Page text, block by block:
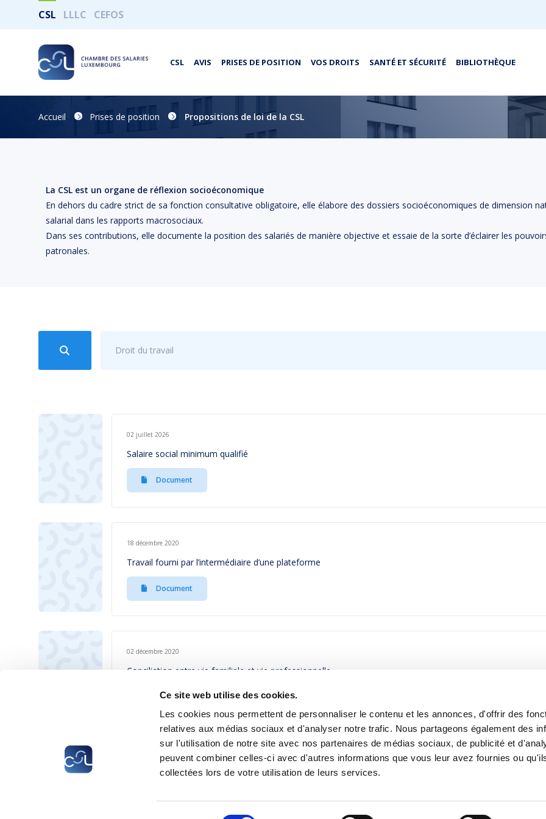
Ce site web utilise des cookies.
Les cookies nous permettent de personnaliser le contenu et les annonces, d'offrir des
relatives aux médias sociaux et d'analyser notre trafic. Nous partageons également des
sur l'utilisation de notre site avec nos partenaires de médias sociaux, de publicité et
peuvent combiner celles-ci avec d'autres informations que vous leur avez fournies ou
collectées lors de votre utilisation de leurs services.
CSL LLLC CEFOS
CSL AVIS PRISES DE POSITION VOS DROITS SANTÉ ET SÉCURITÉ BIBLIOTHÈQUE
Accueil Prises de position Propositions de loi de la CSL
La CSL est un organe de réflexion socioéconomique
En dehors du cadre strict de sa fonction consultative obligatoire, elle élabore des dossiers socioéconomiques de dimension
salarial dans les rapports macrosociaux.
Dans ses contributions, elle documente la position des salariés de manière objective et essaie de la sorte d’éclairer les
patronales.
Droit du travail
02 juillet 2026
Salaire social minimum qualifié
Document
18 décembre 2020
Travail fourni par l’intermédiaire d’une plateforme
Document
02 décembre 2020
Conciliation entre vie familiale et vie professionnelle
Document